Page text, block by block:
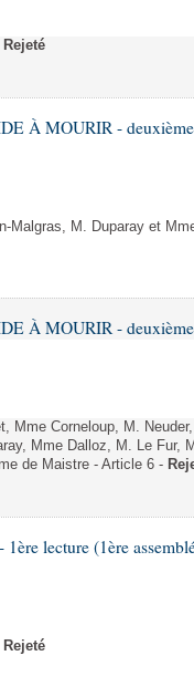
Rejeté
À MOURIR -
Malgras, M. Duparay et
À MOURIR -
Mme Corneloup, M.
Mme Dalloz, M. Le Fur,
de Maistre - Article 6 -
lecture (1ère
Rejeté